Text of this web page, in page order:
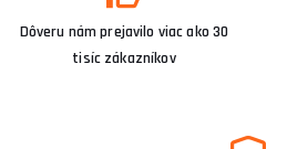
Dôveru nám prejavilo viac ako 30
tisíc zákazníkov